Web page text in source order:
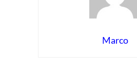
Marco